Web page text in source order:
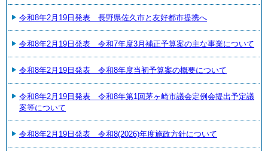
令和8年2月19日発表 長野県佐久市と友好都市提携へ
令和8年2月19日発表 令和7年度3月補正予算案の主な事業について
令和8年2月19日発表 令和8年度当初予算案の概要について
令和8年2月19日発表 令和8年第1回茅ヶ崎市議会定例会提出予定議
案等について
令和8年2月19日発表 令和8(2026)年度施政方針について